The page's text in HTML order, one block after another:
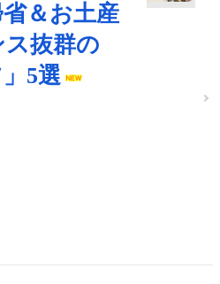
＆お土産
抜群の
5選